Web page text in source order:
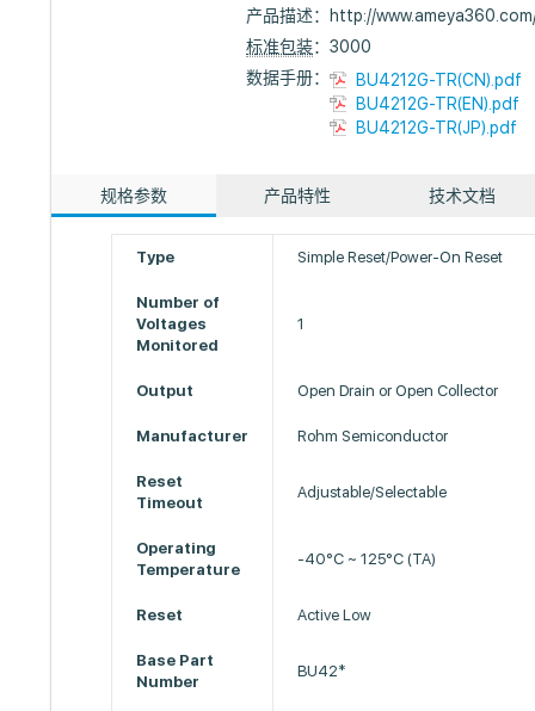
产品描述：
http://
标准包装：3000
数据手册：
BU4212G-TR(CN).pdf
BU4212G-TR(EN).pdf
BU4212G-TR(JP).pdf
规格参数 产品特性 技术文档
Type Simple Reset/Power-On Reset
Number of
Voltages
Monitored
1
Output Open Drain or Open Collector
Manufacturer Rohm Semiconductor
Reset
Timeout
Adjustable/Selectable
Operating
Temperature
-40°C ~ 125°C (TA)
Reset Active Low
Base Part
Number
BU42*